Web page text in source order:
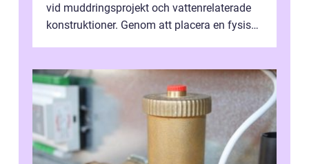
vid muddringsprojekt och vattenrelaterade
konstruktioner. Genom att placera en fysisk